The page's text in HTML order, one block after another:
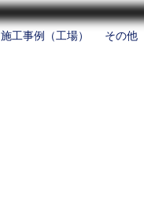
施工事例（工場） その他